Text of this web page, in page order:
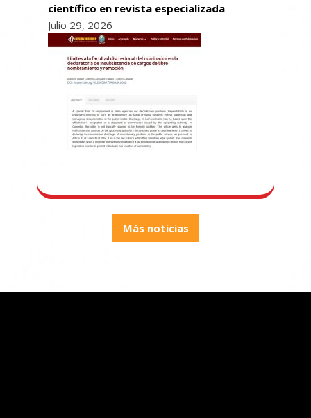
científico en revista especializada
Julio 29, 2026
Más noticias